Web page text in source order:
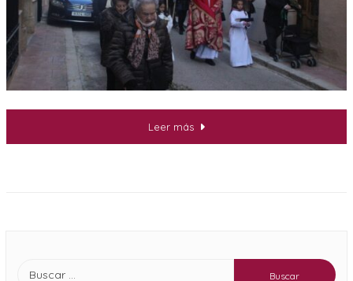
Leer más